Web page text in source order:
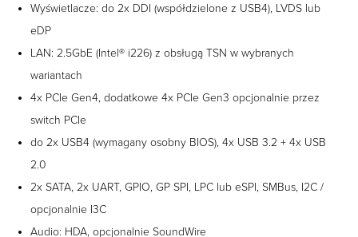
Wyświetlacze: do 2x DDI (współdzielone z USB4), LVDS lub
eDP
LAN: 2.5GbE (Intel® i226) z obsługą TSN w wybranych
wariantach
4x PCIe Gen4, dodatkowe 4x PCIe Gen3 opcjonalnie przez
switch PCIe
do 2x USB4 (wymagany osobny BIOS), 4x USB 3.2 + 4x USB
2.0
2x SATA, 2x UART, GPIO, GP SPI, LPC lub eSPI, SMBus, I2C /
opcjonalnie I3C
Audio: HDA, opcjonalnie SoundWire